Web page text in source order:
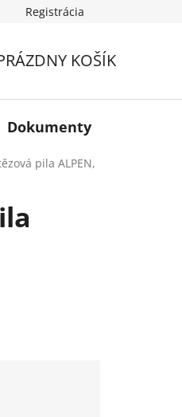
Registrácia
KOŠÍK
Dokumenty
pila ALPEN,